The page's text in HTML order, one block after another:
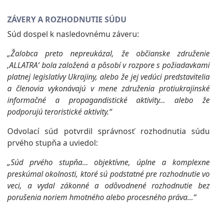
ZÁVERY A ROZHODNUTIE SÚDU
Súd dospel k nasledovnému záveru:
„Žalobca preto nepreukázal, že občianske združenie
‚ALLATRA‘ bola založená a pôsobí v rozpore s požiadavkami
platnej legislatívy Ukrajiny, alebo že jej vedúci predstavitelia
a členovia vykonávajú v mene združenia protiukrajinské
informačné a propagandistické aktivity... alebo že
podporujú teroristické aktivity.“
Odvolací súd potvrdil správnosť rozhodnutia súdu
prvého stupňa a uviedol:
„Súd prvého stupňa... objektívne, úplne a komplexne
preskúmal okolnosti, ktoré sú podstatné pre rozhodnutie vo
veci, a vydal zákonné a odôvodnené rozhodnutie bez
porušenia noriem hmotného alebo procesného práva...“